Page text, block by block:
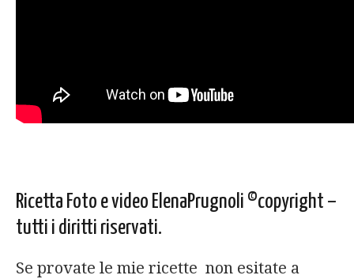
Ricetta Foto e video ElenaPrugnoli ©copyright –
tutti i diritti riservati.
Se provate le mie ricette non esitate a